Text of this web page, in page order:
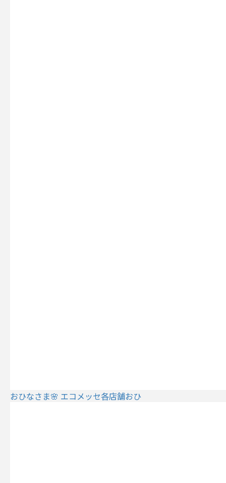
おひなさま🌸 エコメッセ各店舗おひ